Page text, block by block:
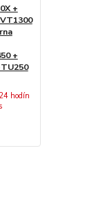
+
+
hodín